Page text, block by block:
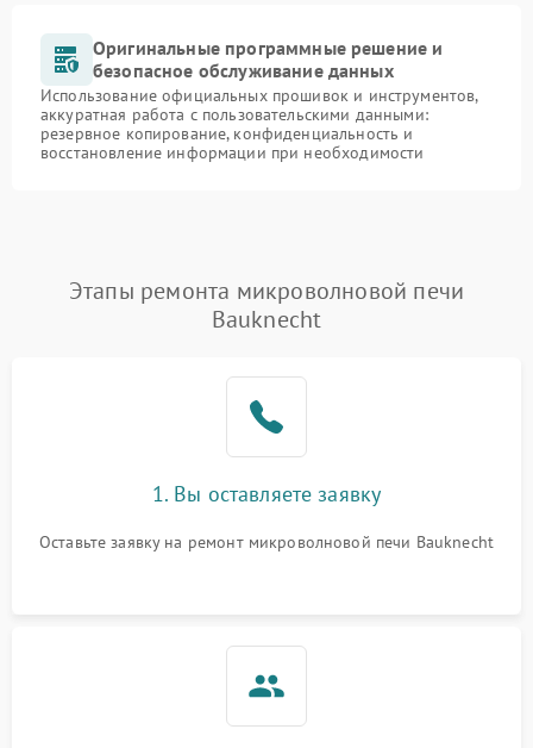
Оригинальные программные решение и
безопасное обслуживание данных
Использование официальных прошивок и инструментов,
аккуратная работа с пользовательскими данными:
резервное копирование, конфиденциальность и
восстановление информации при необходимости
Этапы ремонта микроволновой печи
Bauknecht
1. Вы оставляете заявку
Оставьте заявку на ремонт микроволновой печи Bauknecht